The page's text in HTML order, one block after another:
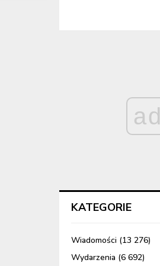
ad
KATEGORIE
Wiadomości (13 276)
Wydarzenia (6 692)